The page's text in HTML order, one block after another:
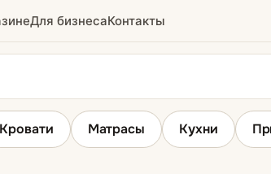
Для бизнесаКонтакты
Кровати Матрасы Кухни